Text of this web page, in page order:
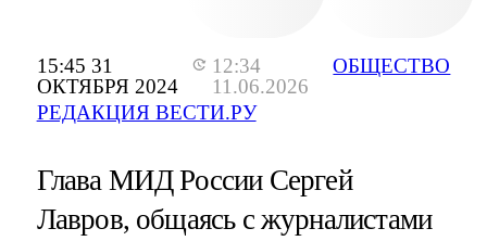
15:45 31
ОКТЯБРЯ 2024
12:34
11.06.2026
РЕДАКЦИЯ ВЕСТИ.РУ
ОБЩЕСТВО
Глава МИД России Сергей
Лавров, общаясь с журналистами